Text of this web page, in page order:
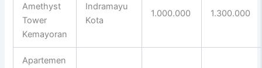
Amethyst
Tower
Kemayoran
Indramayu
Kota
1.000.000 1.300.000
Apartemen